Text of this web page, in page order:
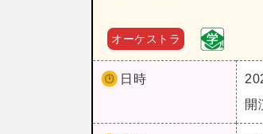
オーケストラ
日時
開